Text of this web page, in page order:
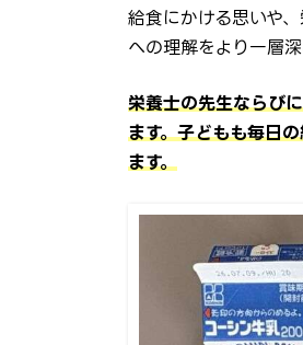
給食にかける思いや
への理解をより一層
栄養士の先生ならび
ます。子どもも毎日
ます。